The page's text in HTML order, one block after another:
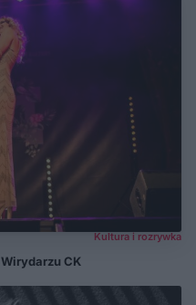
Kultura i rozrywka
CK